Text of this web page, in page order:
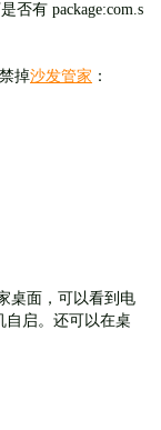
否有 package:com.s
掉沙发管家 ：
桌面，可以看到电
自启。还可以在桌